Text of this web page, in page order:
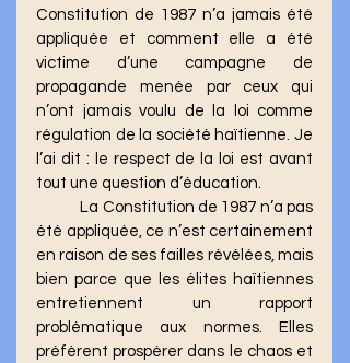
Constitution de 1987 n’a jamais été
appliquée et comment elle a été
victime d’une campagne de
propagande menée par ceux qui
n’ont jamais voulu de la loi comme
régulation de la société haïtienne. Je
l’ai dit : le respect de la loi est avant
tout une question d’éducation.
été appliquée, ce n’est certainement
en raison de ses failles révélées, mais
bien parce que les élites haïtiennes
entretiennent un rapport
problématique aux normes. Elles
préfèrent prospérer dans le chaos et